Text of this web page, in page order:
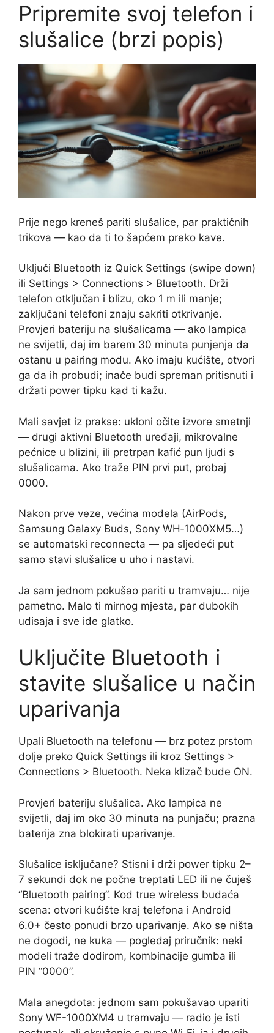
Pripremite svoj telefon i
slušalice (brzi popis)
Prije nego kreneš pariti slušalice, par praktičnih
trikova — kao da ti to šapćem preko kave.
Uključi Bluetooth iz Quick Settings (swipe down)
ili Settings > Connections > Bluetooth. Drži
telefon otključan i blizu, oko 1 m ili manje;
zaključani telefoni znaju sakriti otkrivanje.
Provjeri bateriju na slušalicama — ako lampica
ne svijetli, daj im barem 30 minuta punjenja da
ostanu u pairing modu. Ako imaju kućište, otvori
ga da ih probudi; inače budi spreman pritisnuti i
držati power tipku kad ti kažu.
Mali savjet iz prakse: ukloni očite izvore smetnji
— drugi aktivni Bluetooth uređaji, mikrovalne
pećnice u blizini, ili pretrpan kafić pun ljudi s
slušalicama. Ako traže PIN prvi put, probaj
0000.
Nakon prve veze, većina modela (AirPods,
Samsung Galaxy Buds, Sony WH‑1000XM5…)
se automatski reconnecta — pa sljedeći put
samo stavi slušalice u uho i nastavi.
Ja sam jednom pokušao pariti u tramvaju… nije
pametno. Malo ti mirnog mjesta, par dubokih
udisaja i sve ide glatko.
Uključite Bluetooth i
stavite slušalice u način
uparivanja
Upali Bluetooth na telefonu — brz potez prstom
dolje preko Quick Settings ili kroz Settings >
Connections > Bluetooth. Neka klizač bude ON.
Provjeri bateriju slušalica. Ako lampica ne
svijetli, daj im oko 30 minuta na punjaču; prazna
baterija zna blokirati uparivanje.
Slušalice isključane? Stisni i drži power tipku 2–
7 sekundi dok ne počne treptati LED ili ne čuješ
“Bluetooth pairing”. Kod true wireless budaća
scena: otvori kućište kraj telefona i Android
6.0+ često ponudi brzo uparivanje. Ako se ništa
ne dogodi, ne kuka — pogledaj priručnik: neki
modeli traže dodirom, kombinacije gumba ili
PIN “0000”.
Mala anegdota: jednom sam pokušavao upariti
Sony WF-1000XM4 u tramvaju — radio je isti